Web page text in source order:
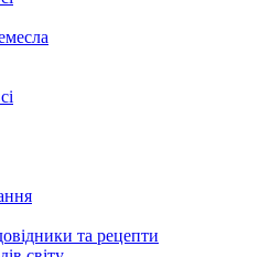
та рецепти